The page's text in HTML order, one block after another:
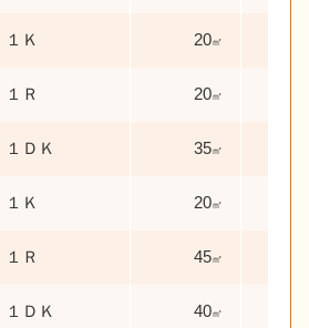
１Ｋ 20㎡
１Ｒ 20㎡
１ＤＫ 35㎡
１Ｋ 20㎡
１Ｒ 45㎡
１ＤＫ 40㎡